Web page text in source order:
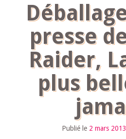
presse
Raider,
plus
Publié le 2 mars 2013